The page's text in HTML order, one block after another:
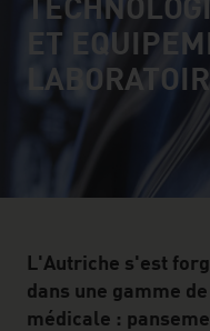
ET
L'Autriche s'est
dans une gamme
médicale :